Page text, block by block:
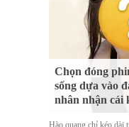
Chọn đóng
sống dựa vào
nhân nhận cái
Hào quang chỉ kéo dài